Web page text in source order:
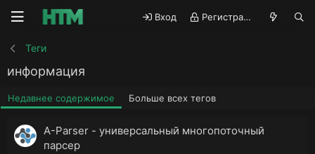
Вход Регистрация
Теги
информация
Недавнее содержимое Больше всех тегов
A-Parser - универсальный многопоточный
парсер